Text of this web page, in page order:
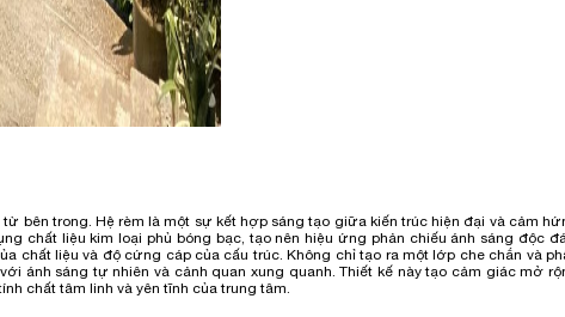
bên trong. Hệ rèm là một sự kết hợp sáng tạo giữa kiến trúc hiện đại và cảm
chất liệu kim loại phủ bóng bạc, tạo nên hiệu ứng phản chiếu ánh sáng độc
liệu và độ cứng cáp của cấu trúc. Không chỉ tạo ra một lớp che chắn và
ánh sáng tự nhiên và cảnh quan xung quanh. Thiết kế này tạo cảm giác mở
chất tâm linh và yên tĩnh của trung tâm.